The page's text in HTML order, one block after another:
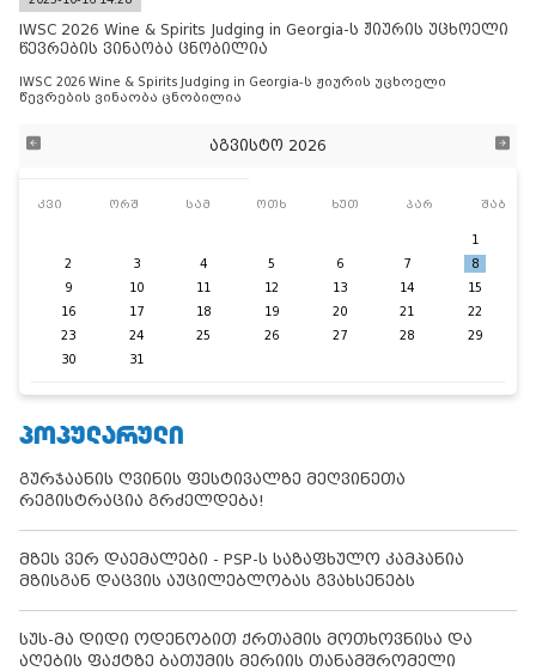
IWSC 2026 Wine & Spirits Judging in Georgia-ს ჟიურის უცხოელი
წევრების ვინაობა ცნობილია
IWSC 2026 Wine & Spirits Judging in Georgia-ს ჟიურის უცხოელი
წევრების ვინაობა ცნობილია
აგვისტო 2026
კვი ორშ სამ ოთხ ხუთ პარ შაბ
1
2
3 4 5 6 7
8
9
10 11 12 13 14
15
16
17 18 19 20 21
22
23
24 25 26 27 28
29
30
31
ᲞᲝᲞᲣᲚᲐᲠᲣᲚᲘ
გურჯაანის ღვინის ფესტივალზე მეღვინეთა
რეგისტრაცია გრძელდება!
მზეს ვერ დაემალები - PSP-ს საზაფხულო კამპანია
მზისგან დაცვის აუცილებლობას გვახსენებს
სუს-მა დიდი ოდენობით ქრთამის მოთხოვნისა და
აღების ფაქტზე ბათუმის მერიის თანამშრომელი